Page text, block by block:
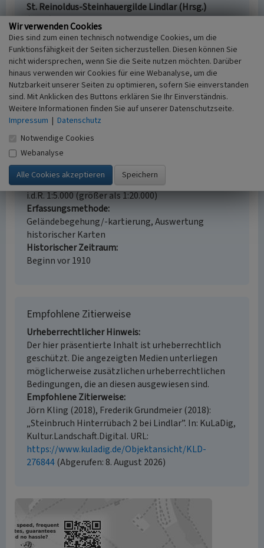
St. Reinoldus-Steinhauergilde Lindlar (Hrsg.)
(1956) 250 Jahre St. Reinoldus-Steinhauergilde
Lindlar. S. 102. Engelskirchen.
Steinbruch Hinterrübach 2 bei Lindlar
Schlagwörter
Steinbruch Grauwacke
51789 Lindlar - Hinterrübach
Fachsicht(en)
Kulturlandschaftspflege
Erfassungsmaßstab
i.d.R. 1:5.000 (größer als 1:20.000)
Erfassungsmethode
Geländebegehung/-kartierung, Auswertung
historischer Karten
Historischer Zeitraum
Beginn vor 1910
Empfohlene Zitierweise
Urheberrechtlicher Hinweis
Der hier präsentierte Inhalt ist urheberrechtlich
geschützt. Die angezeigten Medien unterliegen
möglicherweise zusätzlichen urheberrechtlichen
Bedingungen, die an diesen ausgewiesen sind.
Empfohlene Zitierweise
Jörn Kling (2018), Frederik Grundmeier (2018):
„Steinbruch Hinterrübach 2 bei Lindlar”. In: KuLaDig,
Kultur.Landschaft.Digital. URL:
https://www.kuladig.de/Objektansicht/KLD-
276844(Abgerufen: 8. August 2026)
Wir verwenden Cookies
Dies sind zum einen technisch notwendige Cookies, um die
Funktionsfähigkeit der Seiten sicherzustellen. Diesen können Sie
nicht widersprechen, wenn Sie die Seite nutzen möchten. Darüber
hinaus verwenden wir Cookies für eine Webanalyse, um die
Nutzbarkeit unserer Seiten zu optimieren, sofern Sie einverstanden
sind. Mit Anklicken des Buttons erklären Sie Ihr Einverständnis.
Weitere Informationen finden Sie auf unserer Datenschutzseite.
Impressum | Datenschutz
Notwendige Cookies
Webanalyse